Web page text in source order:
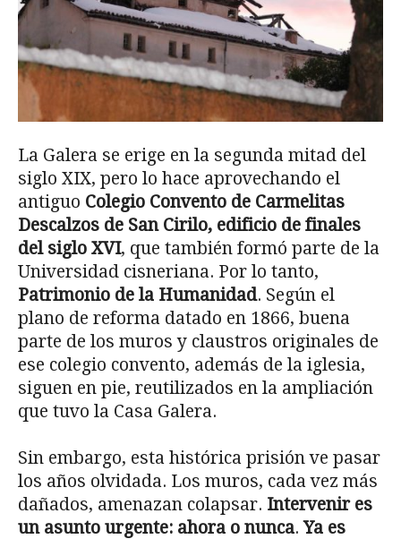
La Galera se erige en la segunda mitad del
siglo XIX, pero lo hace aprovechando el
antiguo Colegio Convento de Carmelitas
Descalzos de San Cirilo, edificio de finales
del siglo XVI, que también formó parte de la
Universidad cisneriana. Por lo tanto,
Patrimonio de la Humanidad. Según el
plano de reforma datado en 1866, buena
parte de los muros y claustros originales de
ese colegio convento, además de la iglesia,
siguen en pie, reutilizados en la ampliación
que tuvo la Casa Galera.
Sin embargo, esta histórica prisión ve pasar
los años olvidada. Los muros, cada vez más
dañados, amenazan colapsar. Intervenir es
un asunto urgente: ahora o nunca.Ya es